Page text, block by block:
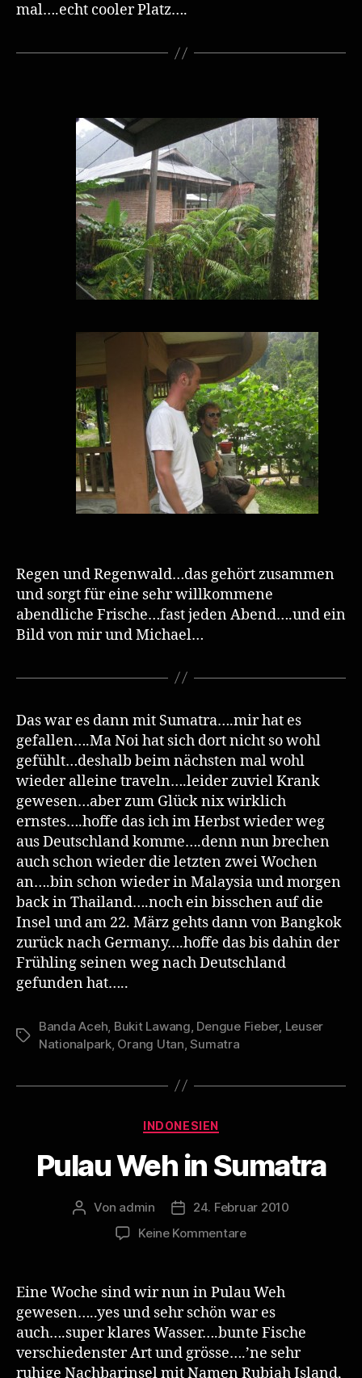
mal….echt cooler Platz….
Regen und Regenwald…das gehört zusammen
und sorgt für eine sehr willkommene
abendliche Frische…fast jeden Abend….und ein
Bild von mir und Michael…
Das war es dann mit Sumatra….mir hat es
gefallen….Ma Noi hat sich dort nicht so wohl
gefühlt…deshalb beim nächsten mal wohl
wieder alleine traveln….leider zuviel Krank
gewesen…aber zum Glück nix wirklich
ernstes….hoffe das ich im Herbst wieder weg
aus Deutschland komme….denn nun brechen
auch schon wieder die letzten zwei Wochen
an….bin schon wieder in Malaysia und morgen
back in Thailand….noch ein bisschen auf die
Insel und am 22. März gehts dann von Bangkok
zurück nach Germany….hoffe das bis dahin der
Frühling seinen weg nach Deutschland
gefunden hat…..
Schlagwörter
Banda Aceh Bukit Lawang Dengue Fieber, Leuser
Nationalpark, Orang Utan ,Sumatra
Kategorien
INDONESIEN
Pulau Weh in Sumatra
Beitragsautor
Von admin Veröffentlichungsdatum
24. Februar 2010
Keine Kommentarezu
in
Eine Woche sind wir nun in Pulau Weh
gewesen…..yes und sehr schön war es
auch….super klares Wasser….bunte Fische
verschiedenster Art und grösse….’ne sehr
ruhige Nachbarinsel mit Namen Rubiah Island,